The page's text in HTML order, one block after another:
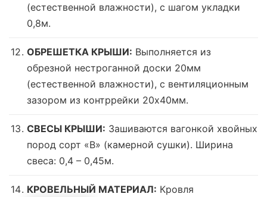
(естественной влажности), с шагом укладки
0,8м.
ОБРЕШЕТКА КРЫШИ: Выполняется из
обрезной нестроганной доски 20мм
(естественной влажности), с вентиляционным
зазором из контррейки 20х40мм.
СВЕСЫ КРЫШИ: Зашиваются вагонкой хвойных
пород сорт «В» (камерной сушки). Ширина
свеса: 0,4 – 0,45м.
КРОВЕЛЬНЫЙ МАТЕРИАЛ: Кровля